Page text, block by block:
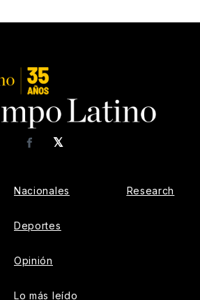
𝕏
Facebook
Nacionales
Deportes
Opinión
Lo más leído
Research